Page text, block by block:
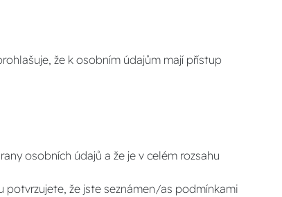
že k osobním údajům mají přístup
osobních údajů a že je v celém rozsahu
že jste seznámen/as podmínkami